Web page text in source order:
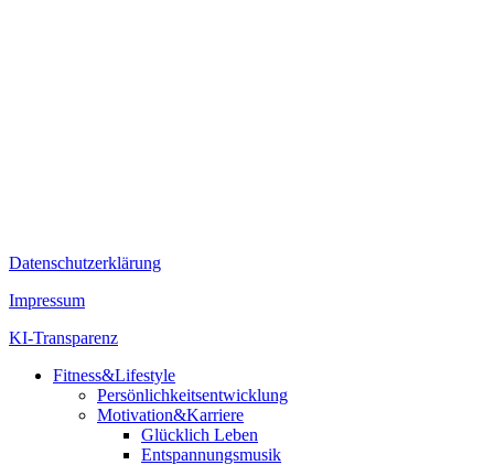
Datenschutzerklärung
Impressum
KI-Transparenz
Fitness&Lifestyle
Persönlichkeitsentwicklung
Motivation&Karriere
Glücklich Leben
Entspannungsmusik